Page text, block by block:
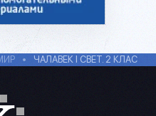
ЧАЛАВЕК I СВЕТ. 2 КЛАС